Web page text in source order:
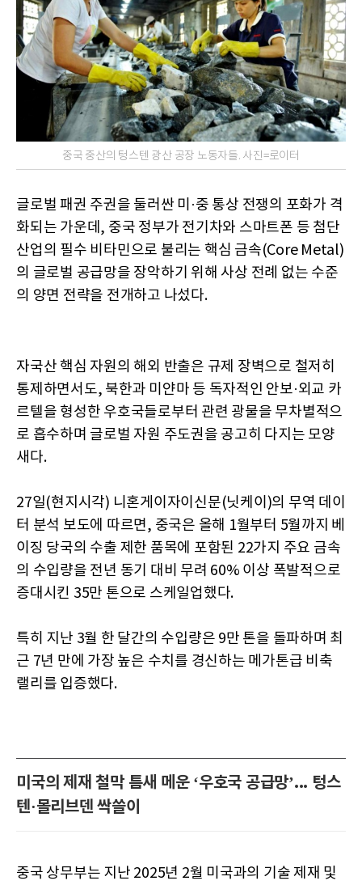
중국 중산의 텅스텐 광산 공장 노동자들. 사진=로이터
글로벌 패권 주권을 둘러싼 미·중 통상 전쟁의 포화가 격
화되는 가운데, 중국 정부가 전기차와 스마트폰 등 첨단
산업의 필수 비타민으로 불리는 핵심 금속(Core Metal)
의 글로벌 공급망을 장악하기 위해 사상 전례 없는 수준
의 양면 전략을 전개하고 나섰다.
자국산 핵심 자원의 해외 반출은 규제 장벽으로 철저히
통제하면서도, 북한과 미얀마 등 독자적인 안보·외교 카
르텔을 형성한 우호국들로부터 관련 광물을 무차별적으
로 흡수하며 글로벌 자원 주도권을 공고히 다지는 모양
새다.
27일(현지시각) 니혼게이자이신문(닛케이)의 무역 데이
터 분석 보도에 따르면, 중국은 올해 1월부터 5월까지 베
이징 당국의 수출 제한 품목에 포함된 22가지 주요 금속
의 수입량을 전년 동기 대비 무려 60% 이상 폭발적으로
증대시킨 35만 톤으로 스케일업했다.
특히 지난 3월 한 달간의 수입량은 9만 톤을 돌파하며 최
근 7년 만에 가장 높은 수치를 경신하는 메가톤급 비축
랠리를 입증했다.
미국의 제재 철막 틈새 메운 ‘우호국 공급망’... 텅스
텐·몰리브덴 싹쓸이
중국 상무부는 지난 2025년 2월 미국과의 기술 제재 및